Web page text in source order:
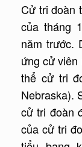
Cử tri đoàn
của tháng
năm trước.
ứng cử viên
thể cử tri
Nebraska).
cử tri đoàn
của cử tri